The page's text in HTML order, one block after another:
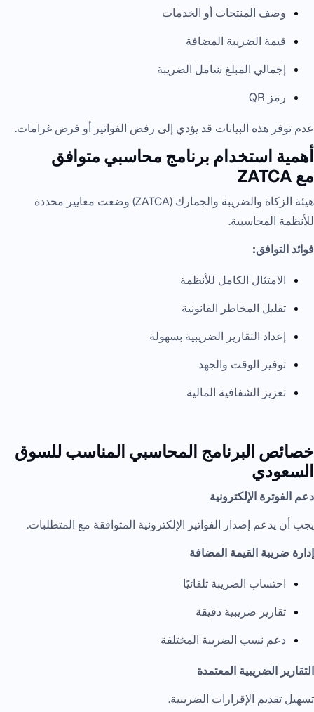
وصف المنتجات أو الخدمات
قيمة الضريبة المضافة
إجمالي المبلغ شامل الضريبة
رمز QR
عدم توفر هذه البيانات قد يؤدي إلى رفض الفواتير أو فرض غرامات.
أهمية استخدام برنامج محاسبي متوافق
مع ZATCA
هيئة الزكاة والضريبة والجمارك (ZATCA) وضعت معايير محددة
للأنظمة المحاسبية.
فوائد التوافق:
الامتثال الكامل للأنظمة
تقليل المخاطر القانونية
إعداد التقارير الضريبية بسهولة
توفير الوقت والجهد
تعزيز الشفافية المالية
خصائص البرنامج المحاسبي المناسب للسوق
السعودي
دعم الفوترة الإلكترونية
يجب أن يدعم إصدار الفواتير الإلكترونية المتوافقة مع المتطلبات.
إدارة ضريبة القيمة المضافة
احتساب الضريبة تلقائيًا
تقارير ضريبية دقيقة
دعم نسب الضريبة المختلفة
التقارير الضريبية المعتمدة
تسهيل تقديم الإقرارات الضريبية.